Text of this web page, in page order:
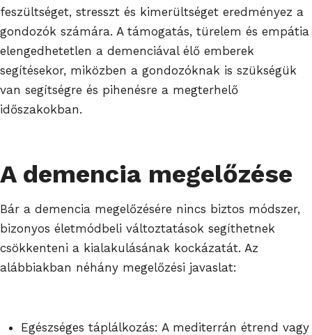
feszültséget, stresszt és kimerültséget eredményez a
gondozók számára. A támogatás, türelem és empátia
elengedhetetlen a demenciával élő emberek
segítésekor, miközben a gondozóknak is szükségük
van segítségre és pihenésre a megterhelő
időszakokban.
A demencia megelőzése
Bár a demencia megelőzésére nincs biztos módszer,
bizonyos életmódbeli változtatások segíthetnek
csökkenteni a kialakulásának kockázatát. Az
alábbiakban néhány megelőzési javaslat:
Egészséges táplálkozás: A mediterrán étrend vagy